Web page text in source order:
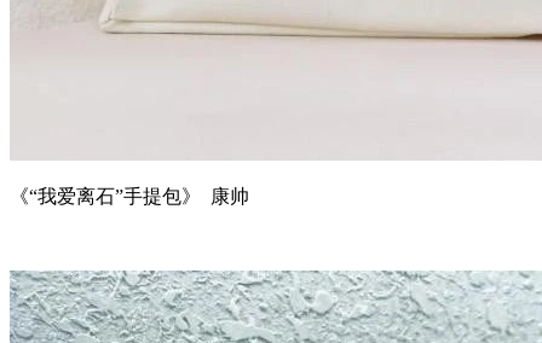
《“我爱离石”手提包》 康帅